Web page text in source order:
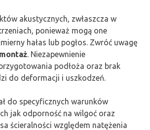
akustycznych, zwłaszcza w
ponieważ mogą one
hałas lub pogłos. Zwróć uwagę
. Niezapewnienie
podłoża oraz brak
do deformacji i uszkodzeń.
do specyficznych warunków
jak odporność na wilgoć oraz
ścieralności względem natężenia